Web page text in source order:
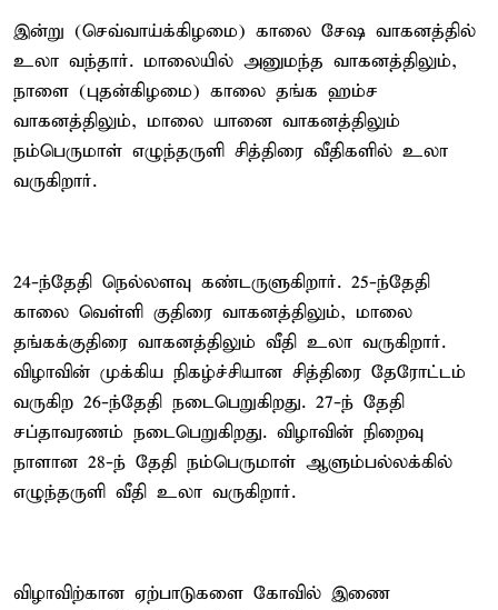
இன்று (செவ்வாய்க்கிழமை) காலை சேஷ வாகனத்தில்
உலா வந்தார். மாலையில் அனுமந்த வாகனத்திலும்,
நாளை (புதன்கிழமை) காலை தங்க ஹம்ச
வாகனத்திலும், மாலை யானை வாகனத்திலும்
நம்பெருமாள் எழுந்தருளி சித்திரை வீதிகளில் உலா
வருகிறார்.
24-ந்தேதி நெல்லளவு கண்டருளுகிறார். 25-ந்தேதி
காலை வெள்ளி குதிரை வாகனத்திலும், மாலை
தங்கக்குதிரை வாகனத்திலும் வீதி உலா வருகிறார்.
விழாவின் முக்கிய நிகழ்ச்சியான சித்திரை தேரோட்டம்
வருகிற 26-ந்தேதி நடைபெறுகிறது. 27-ந் தேதி
சப்தாவரணம் நடைபெறுகிறது. விழாவின் நிறைவு
நாளான 28-ந் தேதி நம்பெருமாள் ஆளும்பல்லக்கில்
எழுந்தருளி வீதி உலா வருகிறார்.
விழாவிற்கான ஏற்பாடுகளை கோவில் இணை